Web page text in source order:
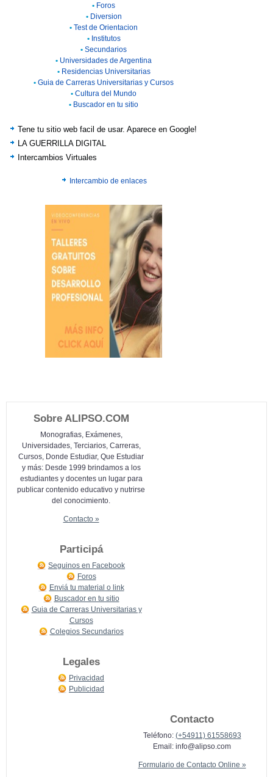
• Foros
• Diversion
• Test de Orientacion
• Institutos
• Secundarios
• Universidades de Argentina
• Residencias Universitarias
• Guia de Carreras Universitarias y Cursos
• Cultura del Mundo
• Buscador en tu sitio
Tene tu sitio web facil de usar. Aparece en Google!
LA GUERRILLA DIGITAL
Intercambios Virtuales
Intercambio de enlaces
Sobre ALIPSO.COM
Monografias, Exámenes,
Universidades, Terciarios, Carreras,
Cursos, Donde Estudiar, Que Estudiar
y más: Desde 1999 brindamos a los
estudiantes y docentes un lugar para
publicar contenido educativo y nutrirse
del conocimiento.
Contacto »
Participá
Seguinos en Facebook
Foros
Enviá tu material o link
Buscador en tu sitio
Guia de Carreras Universitarias y
Cursos
Colegios Secundarios
Legales
Privacidad
Publicidad
Contacto
Teléfono: (+54911) 61558693
Email: info@alipso.com
Formulario de Contacto Online »